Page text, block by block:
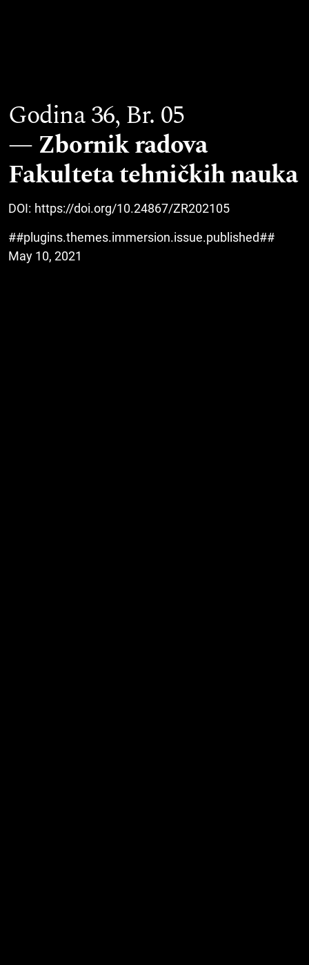
Godina 36,Br. 05
Zbornik radova
Fakulteta tehničkih nauka
DOI: https://doi.org/10.24867/ZR202105
##plugins.themes.immersion.issue.published##
May 10, 2021